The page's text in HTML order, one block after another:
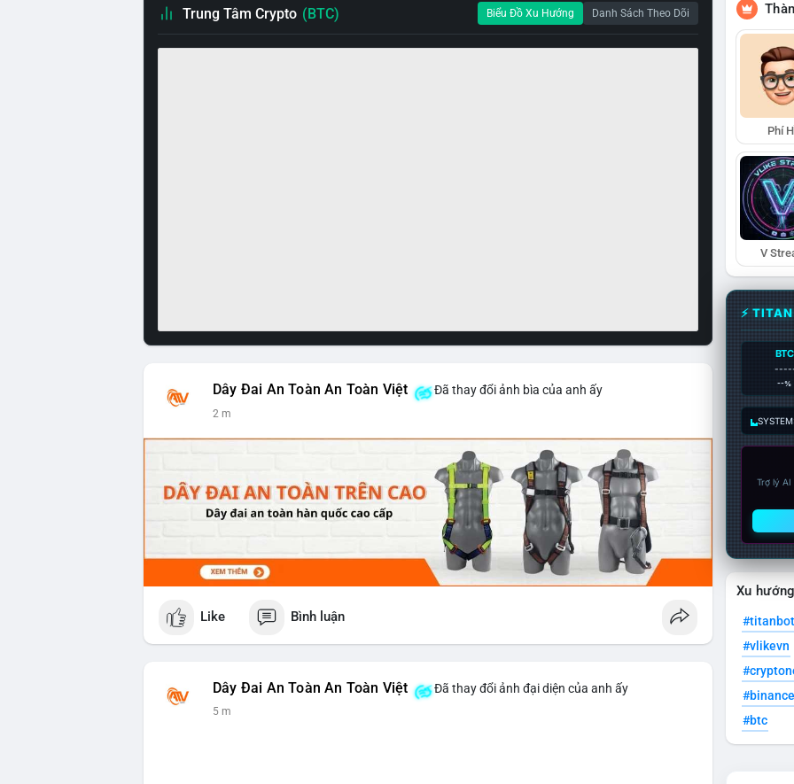
Trung Tâm Crypto (BTC) Biểu Đồ Xu Hướng Danh Sách Theo Dõi
Dây Đai An Toàn An Toàn Việt Đã thay đổi ảnh bìa của anh ấy
2 m
Like Bình luận
Dây Đai An Toàn An Toàn Việt Đã thay đổi ảnh đại diện của anh ấy
5 m
Phí
V
⚡
BTC
--%
Trợ lý
Xu
#titanbot
#vlikevn
#btc